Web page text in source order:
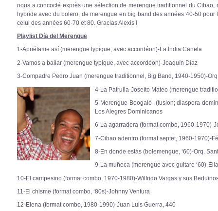
nous a concocté exprès une sélection de merengue traditionnel du
hybride avec du bolero, de merengue en big band des années 40-50
celui des années 60-70 et 80. Gracias Alexis !
Playlist Día del Merengue
1-Apriétame así (merengue typique, avec accordéon)-La India Canela
2-Vamos a bailar (merengue typique, avec accordéon)-Joaquín Díaz
3-Compadre Pedro Juan (merengue traditionnel, Big Band, 1940-1950)-
4-La Patrulla-Joseíto Mateo (merengue
5-Merengue-Boogaló- (fusion; diaspora
Los Alegres Dominicanos
6-La agarradera (format combo, 1960-1970)-
7-Cibao adentro (format septet, 1960-1970)-
8-En donde estás (bolemengue, ‘60)-Orq.
9-La muñeca (merengue avec guitare ‘60)-
10-El campesino (format combo, 1970-1980)-Wilfrido Vargas y sus
11-El chisme (format combo, ‘80s)-Johnny Ventura
12-Elena (format combo, 1980-1990)-Juan Luis Guerra, 440